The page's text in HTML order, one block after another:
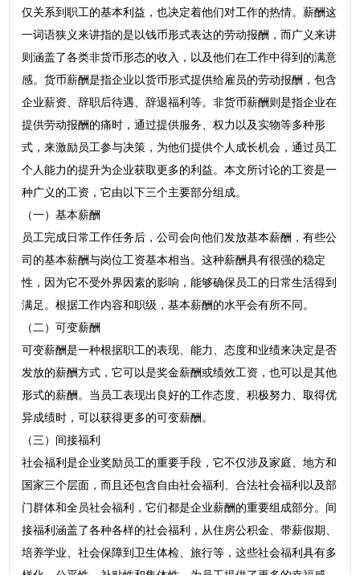
仅关系到职工的基本利益，也决定着他们对工作的热情。薪酬这
一词语狭义来讲指的是以钱币形式表达的劳动报酬，而广义来讲
则涵盖了各类非货币形态的收入，以及他们在工作中得到的满意
感。货币薪酬是指企业以货币形式提供给雇员的劳动报酬，包含
企业薪资、辞职后待遇、辞退福利等。非货币薪酬则是指企业在
提供劳动报酬的痛时，通过提供服务、权力以及实物等多种形
式，来激励员工参与决策，为他们提供个人成长机会，通过员工
个人能力的提升为企业获取更多的利益。本文所讨论的工资是一
种广义的工资，它由以下三个主要部分组成。
（一）基本薪酬
员工完成日常工作任务后，公司会向他们发放基本薪酬，有些公
司的基本薪酬与岗位工资基本相当。这种薪酬具有很强的稳定
性，因为它不受外界因素的影响，能够确保员工的日常生活得到
满足。根据工作内容和职级，基本薪酬的水平会有所不同。
（二）可变薪酬
可变薪酬是一种根据职工的表现、能力、态度和业绩来决定是否
发放的薪酬方式，它可以是奖金薪酬或绩效工资，也可以是其他
形式的薪酬。当员工表现出良好的工作态度、积极努力、取得优
异成绩时，可以获得更多的可变薪酬。
（三）间接福利
社会福利是企业奖励员工的重要手段，它不仅涉及家庭、地方和
国家三个层面，而且还包含自由社会福利、合法社会福利以及部
门群体和全员社会福利，它们都是企业薪酬的重要组成部分。间
接福利涵盖了各种各样的社会福利，从住房公积金、带薪假期、
培养学业、社会保障到卫生体检、旅行等，这些社会福利具有多